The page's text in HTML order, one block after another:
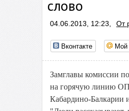
слово
04.06.2013, 12:23, От
Вконтакте Мой
Замглавы комиссии
на горячую линию ОП
Кабардино-Балкарии